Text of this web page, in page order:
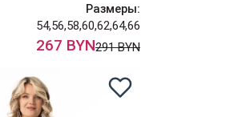
Размеры:
54,56,58,60,62,64,66
267 BYN291 BYN